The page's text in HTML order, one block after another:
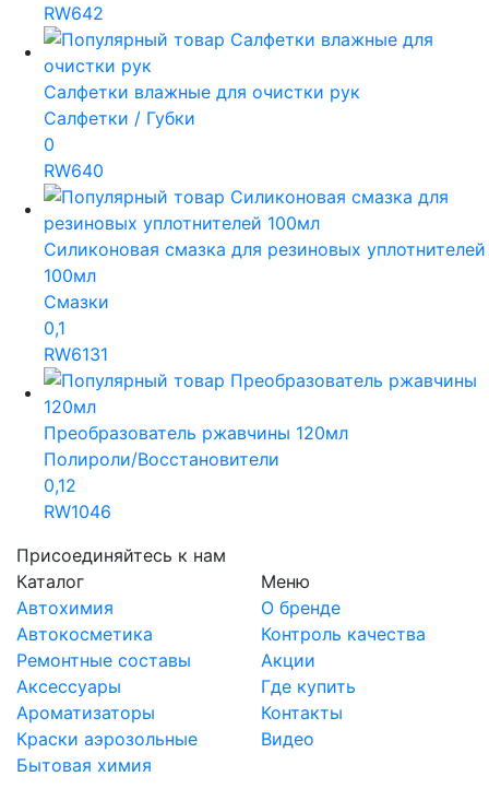
RW642
Салфетки влажные для очистки рук
Салфетки / Губки
0
RW640
Силиконовая смазка для резиновых уплотнителей
100мл
Смазки
0,1
RW6131
Преобразователь ржавчины 120мл
Полироли/Восстановители
0,12
RW1046
Каталог
Автохимия
Автокосметика
Ремонтные составы
Аксессуары
Ароматизаторы
Краски аэрозольные
Бытовая химия
Меню
О бренде
Контроль качества
Акции
Где купить
Контакты
Видео
Присоединяйтесь к нам